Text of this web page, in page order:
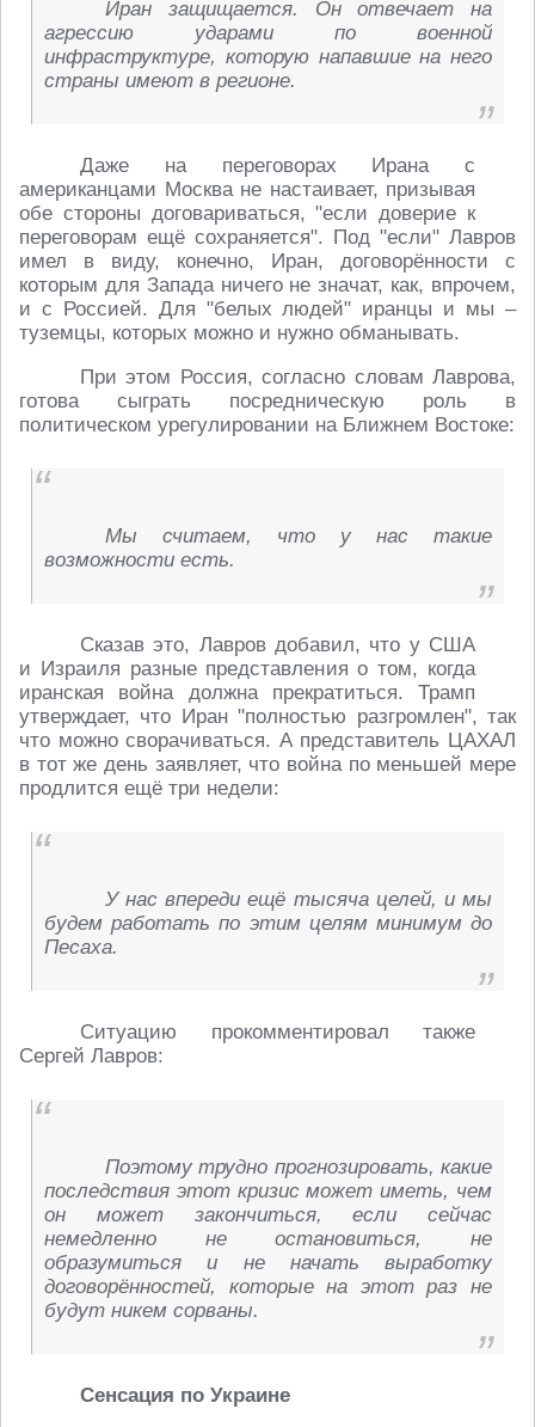
Иран защищается. Он отвечает на
агрессию ударами по военной
инфраструктуре, которую напавшие на него
страны имеют в регионе.
Даже на переговорах Ирана с
американцами Москва не настаивает, призывая
обе стороны договариваться, "если доверие к
переговорам ещё сохраняется". Под "если" Лавров
имел в виду, конечно, Иран, договорённости с
которым для Запада ничего не значат, как, впрочем,
и с Россией. Для "белых людей" иранцы и мы –
туземцы, которых можно и нужно обманывать.
При этом Россия, согласно словам Лаврова,
готова сыграть посредническую роль в
политическом урегулировании на Ближнем Востоке:
Мы считаем, что у нас такие
возможности есть.
Сказав это, Лавров добавил, что у США
и Израиля разные представления о том, когда
иранская война должна прекратиться. Трамп
утверждает, что Иран "полностью разгромлен", так
что можно сворачиваться. А представитель ЦАХАЛ
в тот же день заявляет, что война по меньшей мере
продлится ещё три недели:
У нас впереди ещё тысяча целей, и мы
будем работать по этим целям минимум до
Песаха.
Ситуацию прокомментировал также
Сергей Лавров:
Поэтому трудно прогнозировать, какие
последствия этот кризис может иметь, чем
он может закончиться, если сейчас
немедленно не остановиться, не
образумиться и не начать выработку
договорённостей, которые на этот раз не
будут никем сорваны.
Сенсация по Украине